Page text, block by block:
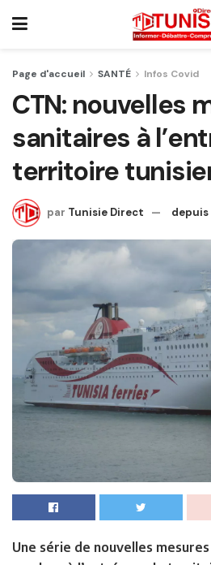
Page d'accueil SANTÉ Infos Covid
CTN: nouvelles
sanitaires à
territoire
par Tunisie Direct depuis
Une série de nouvelles